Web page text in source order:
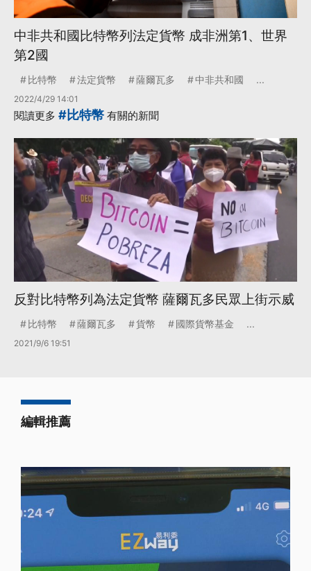
中非共和國比特幣列法定貨幣 成非洲第1、世界
第2國
比特幣 法定貨幣 薩爾瓦多 中非共和國 ...
2022/4/29 14:01
閱讀更多 #比特幣 有關的新聞
反對比特幣列為法定貨幣 薩爾瓦多民眾上街示威
比特幣 薩爾瓦多 貨幣 國際貨幣基金 ...
2021/9/6 19:51
編輯推薦